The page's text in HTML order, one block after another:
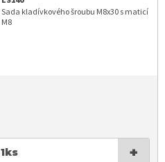
Sada kladívkového šroubu M8x30 s maticí
M8
1ks +